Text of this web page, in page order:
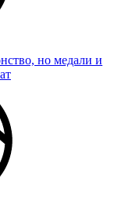
но медали и